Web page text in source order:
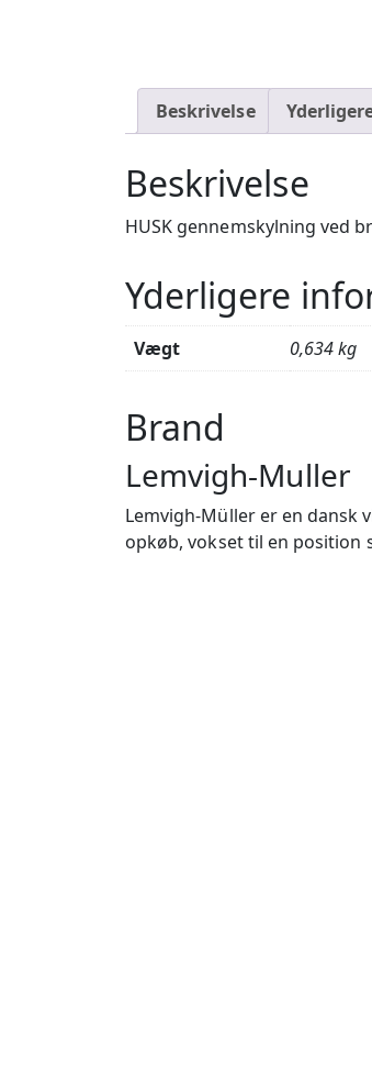
Beskrivelse
Beskrivelse
HUSK gennemskylning ved
Yderligere
Vægt 0,634 kg
Brand
Lemvigh-Muller
Lemvigh-Müller er en dansk
opkøb, vokset til en position